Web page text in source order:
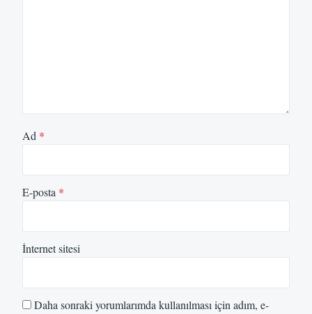
Ad *
E-posta *
İnternet sitesi
Daha sonraki yorumlarımda kullanılması için adım, e-